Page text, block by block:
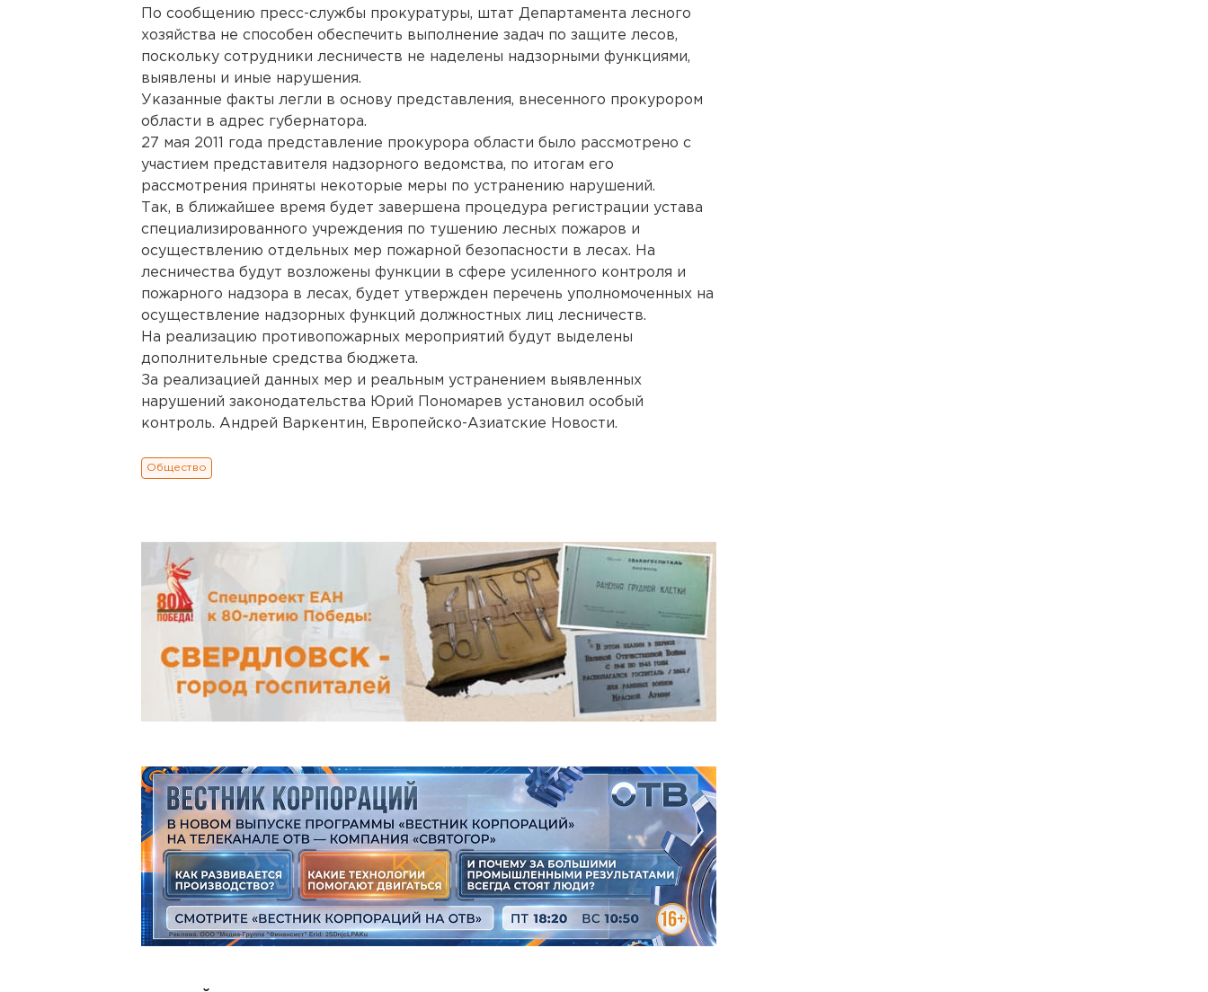
По сообщению пресс-службы прокуратуры, штат Департамента лесного
хозяйства не способен обеспечить выполнение задач по защите лесов,
поскольку сотрудники лесничеств не наделены надзорными функциями,
выявлены и иные нарушения.
Указанные факты легли в основу представления, внесенного прокурором
области в адрес губернатора.
27 мая 2011 года представление прокурора области было рассмотрено с
участием представителя надзорного ведомства, по итогам его
рассмотрения приняты некоторые меры по устранению нарушений.
Так, в ближайшее время будет завершена процедура регистрации устава
специализированного учреждения по тушению лесных пожаров и
осуществлению отдельных мер пожарной безопасности в лесах. На
лесничества будут возложены функции в сфере усиленного контроля и
пожарного надзора в лесах, будет утвержден перечень уполномоченных на
осуществление надзорных функций должностных лиц лесничеств.
На реализацию противопожарных мероприятий будут выделены
дополнительные средства бюджета.
За реализацией данных мер и реальным устранением выявленных
нарушений законодательства Юрий Пономарев установил особый
контроль. Андрей Варкентин, Европейско-Азиатские Новости.
Общество